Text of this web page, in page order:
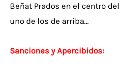
Beñat Prados en el centro
uno de los de arriba…
Sanciones y Apercibidos: